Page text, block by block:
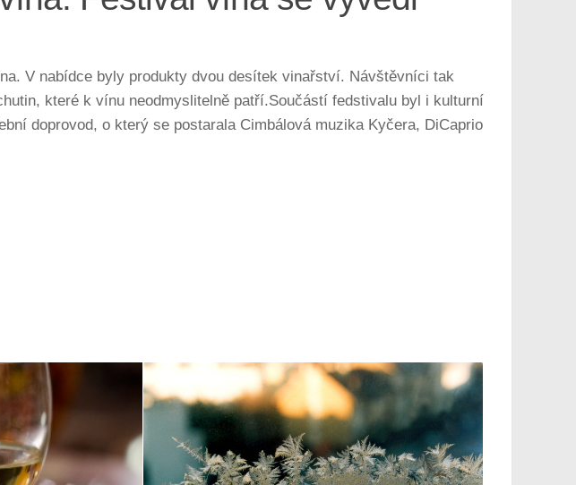
V nabídce byly produkty dvou desítek vinařství. Návštěvníci tak
které k vínu neodmyslitelně patří.Součástí fedstivalu byl i kulturní
doprovod, o který se postarala Cimbálová muzika Kyčera, DiCaprio